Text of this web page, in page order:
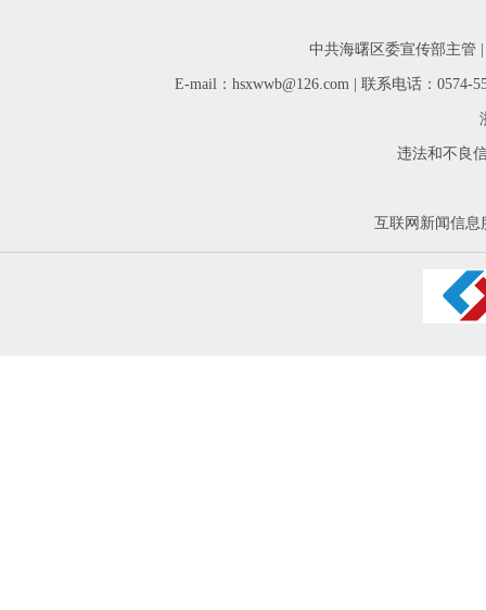
中共海曙区委宣传部主管
E-mail：hsxwwb@126.com | 联系电话：
违法和不良
互联网新闻信息